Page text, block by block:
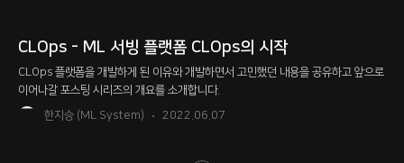
CLOps - ML 서빙 플랫폼 CLOps의 시작
CLOps 플랫폼을 개발하게 된 이유와 개발하면서 고민했던 내용을 공유하고 앞으로
이어나갈 포스팅 시리즈의 개요를 소개합니다.
한지승 (ML System)
2022.06.07